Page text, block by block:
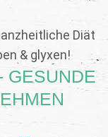
Diät
& glyxen!
GESUNDE